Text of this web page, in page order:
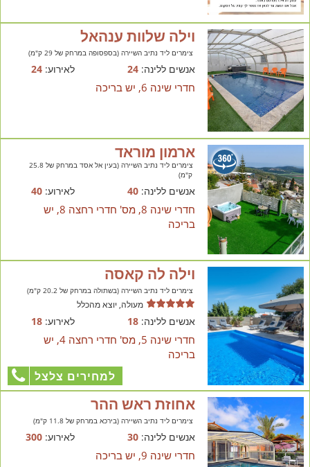
וילה שלוות ענהאל
צימרים ליד נתיב השיירה (בספסופה במרחק של 29 ק"מ)
אנשים ללינה:24 לאירוע:24
חדרי שינה 6, יש בריכה
ארמון מוראד
צימרים ליד נתיב השיירה (בעין אל אסד במרחק של 25.8
ק"מ)
אנשים ללינה:40 לאירוע:40
חדרי שינה 8, מס' חדרי רחצה 8, יש
בריכה
וילה לה קאסה
צימרים ליד נתיב השיירה (בשתולה במרחק של 20.2 ק"מ)
מעולה, יוצא מהכלל
אנשים ללינה:18 לאירוע:18
חדרי שינה 5, מס' חדרי רחצה 4, יש
בריכה
למחירים צלצל
אחוזת ראש ההר
צימרים ליד נתיב השיירה (בירכא במרחק של 11.8 ק"מ)
אנשים ללינה:30 לאירוע:300
חדרי שינה 9, יש בריכה